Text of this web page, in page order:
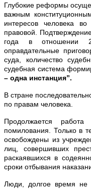
Глубокие реформы
важным
интересов человека
правовой.
года в отношении
оправдательные
суда, количество
судебная система
– одна инстанция”.
В стране
по правам человека.
Продолжается
помилования. Только в
освобождены из
лиц, совершивших
раскаявшихся в
сроки отбывания
Люди, долгое время не